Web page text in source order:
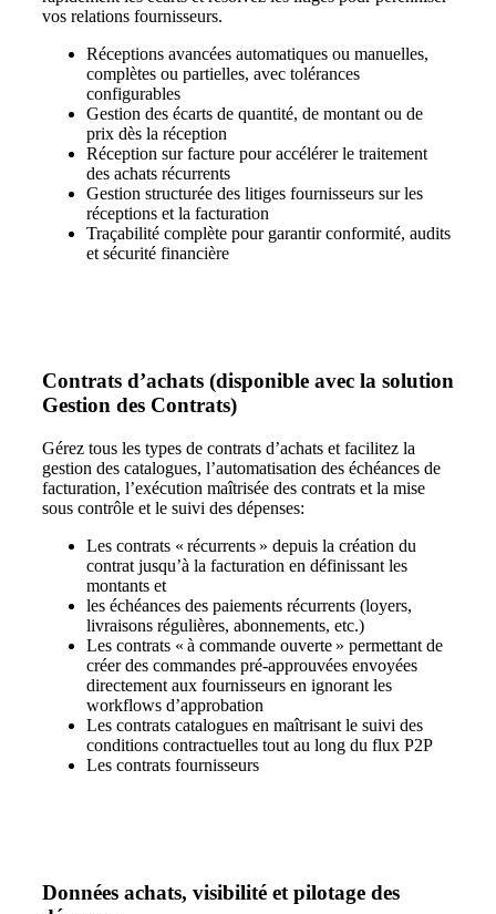
vos relations fournisseurs.
Réceptions avancées automatiques ou manuelles,
complètes ou partielles, avec tolérances
configurables
Gestion des écarts de quantité, de montant ou de
prix dès la réception
Réception sur facture pour accélérer le traitement
des achats récurrents
Gestion structurée des litiges fournisseurs sur les
réceptions et la facturation
Traçabilité complète pour garantir conformité, audits
et sécurité financière
Contrats d’achats (disponible avec la solution
Gestion des Contrats)
Gérez tous les types de contrats d’achats et facilitez la
gestion des catalogues, l’automatisation des échéances de
facturation, l’exécution maîtrisée des contrats et la mise
sous contrôle et le suivi des dépenses:
Les contrats « récurrents » depuis la création du
contrat jusqu’à la facturation en définissant les
montants et
les échéances des paiements récurrents (loyers,
livraisons régulières, abonnements, etc.)
Les contrats « à commande ouverte » permettant de
créer des commandes pré-approuvées envoyées
directement aux fournisseurs en ignorant les
workflows d’approbation
Les contrats catalogues en maîtrisant le suivi des
conditions contractuelles tout au long du flux P2P
Les contrats fournisseurs
Données achats, visibilité et pilotage des